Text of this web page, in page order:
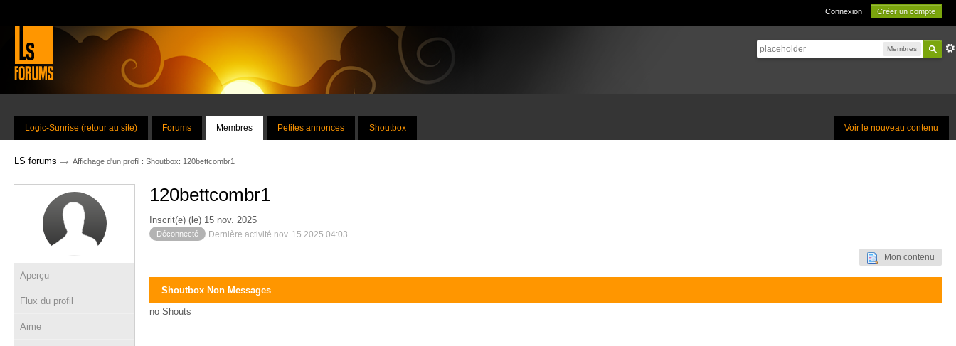
Connexion Créer un compte
Membres
Voir le nouveau contenu
Logic-Sunrise (retour au site) Forums Membres Petites annonces Shoutbox
LS forums → Affichage d'un profil : Shoutbox: 120bettcombr1
Aperçu
Flux du profil
Aime
120bettcombr1
Inscrit(e) (le) 15 nov. 2025
Déconnecté Dernière activité nov. 15 2025 04:03
Mon contenu
Shoutbox Non Messages
no Shouts